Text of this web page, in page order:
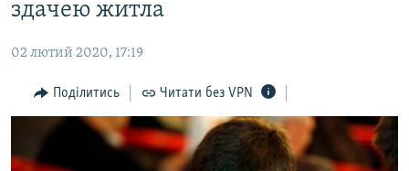
до
основної
Перейти
до
пошуку
БЛОГИ
ПОГЛЯД
ІНТЕРВ'Ю
ВСЕ ЗА ДЕНЬ
здачею житла
02 лютий 2020, 17:19
Поділитись Читати без VPN